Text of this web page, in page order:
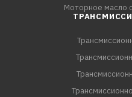
Моторное масло